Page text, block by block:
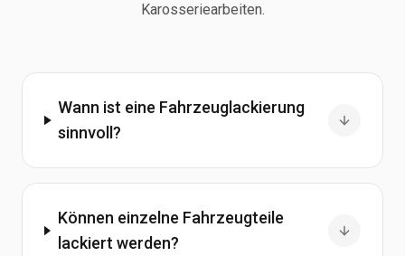
Karosseriearbeiten.
Wann ist eine Fahrzeuglackierung
sinnvoll?
Können einzelne Fahrzeugteile
lackiert werden?